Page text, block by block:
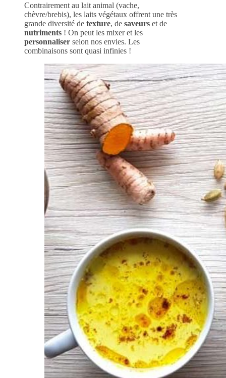
Contrairement au lait animal (vache,
chèvre/brebis), les laits végétaux offrent une très
grande diversité de texture, de saveurs et de
nutriments ! On peut les mixer et les
personnaliser selon nos envies. Les
combinaisons sont quasi infinies !